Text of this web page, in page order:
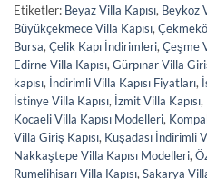
Etiketler: Beyaz Villa Kapısı, Beykoz
Büyükçekmece Villa Kapısı,
Bursa, Çelik Kapı İndirimleri, Çeşme
Edirne Villa Kapısı, Gürpınar Villa
kapısı, İndirimli Villa Kapısı Fiyatları,
İstinye Villa Kapısı, İzmit Villa Kapısı,
Kocaeli Villa Kapısı Modelleri,
Villa Giriş Kapısı, Kuşadası İndirimli
Nakkaştepe Villa Kapısı Modelleri,
Rumelihisarı Villa Kapısı, Sakarya